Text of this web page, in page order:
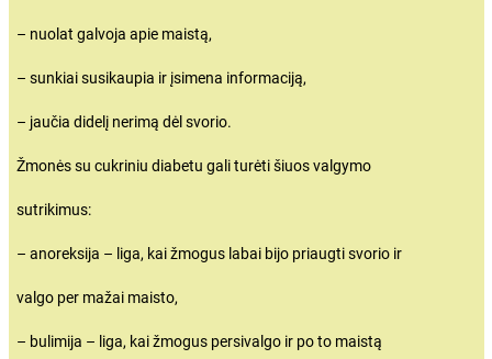
– nuolat galvoja apie maistą,
– sunkiai susikaupia ir įsimena informaciją,
– jaučia didelį nerimą dėl svorio.
Žmonės su cukriniu diabetu gali turėti šiuos valgymo
sutrikimus:
– anoreksija – liga, kai žmogus labai bijo priaugti svorio ir
valgo per mažai maisto,
– bulimija – liga, kai žmogus persivalgo ir po to maistą